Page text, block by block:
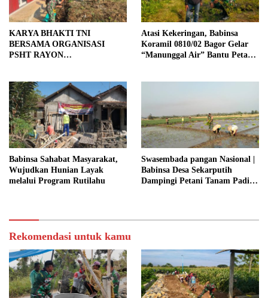
KARYA BHAKTI TNI
BERSAMA ORGANISASI
PSHT RAYON
ROYONG DAN
KEMANUNGGALAN TNI-
RAKYAT
Atasi Kekeringan, Babinsa
Koramil 0810/02 Bagor Gelar
“Manunggal Air” Bantu Petani
Babinsa Sahabat Masyarakat,
Wujudkan Hunian Layak
melalui Program Rutilahu
Swasembada pangan Nasional |
Babinsa Desa Sekarputih
Dampingi Petani Tanam Padi,
Rekomendasi untuk kamu